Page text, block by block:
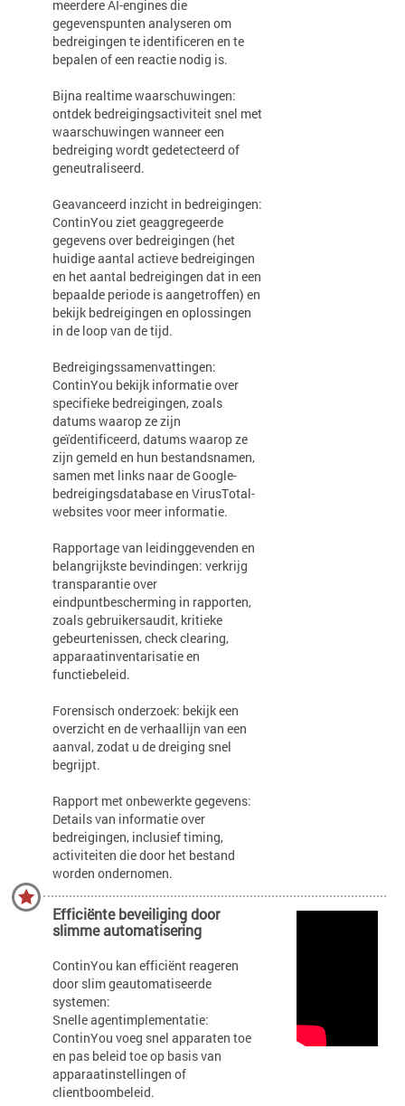
meerdere AI-engines die
gegevenspunten analyseren om
bedreigingen te identificeren en te
bepalen of een reactie nodig is.
Bijna realtime waarschuwingen:
ontdek bedreigingsactiviteit snel met
waarschuwingen wanneer een
bedreiging wordt gedetecteerd of
geneutraliseerd.
Geavanceerd inzicht in bedreigingen:
ContinYou ziet geaggregeerde
gegevens over bedreigingen (het
huidige aantal actieve bedreigingen
en het aantal bedreigingen dat in een
bepaalde periode is aangetroffen) en
bekijk bedreigingen en oplossingen
in de loop van de tijd.
Bedreigingssamenvattingen:
ContinYou bekijk informatie over
specifieke bedreigingen, zoals
datums waarop ze zijn
geïdentificeerd, datums waarop ze
zijn gemeld en hun bestandsnamen,
samen met links naar de Google-
bedreigingsdatabase en VirusTotal-
websites voor meer informatie.
Rapportage van leidinggevenden en
belangrijkste bevindingen: verkrijg
transparantie over
eindpuntbescherming in rapporten,
zoals gebruikersaudit, kritieke
gebeurtenissen, check clearing,
apparaatinventarisatie en
functiebeleid.
Forensisch onderzoek: bekijk een
overzicht en de verhaallijn van een
aanval, zodat u de dreiging snel
begrijpt.
Rapport met onbewerkte gegevens:
Details van informatie over
bedreigingen, inclusief timing,
activiteiten die door het bestand
worden ondernomen.
Efficiënte beveiliging door
slimme automatisering
ContinYou kan efficiënt reageren
door slim geautomatiseerde
systemen:
Snelle agentimplementatie:
ContinYou voeg snel apparaten toe
en pas beleid toe op basis van
apparaatinstellingen of
clientboombeleid.